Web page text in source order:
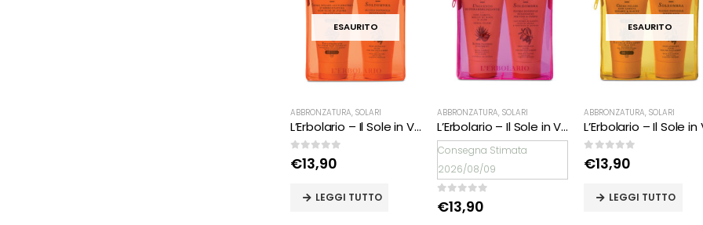
ESAURITO
ABBRONZATURA, SOLARI
L’Erbolario – Il Sole in Viaggio – POCHETTE ARANCIO
0Su 5
€13,90
LEGGI TUTTO
ABBRONZATURA,SOLARI
L’Erbolario – Il Sole in Viaggio – POCHETTE FUCSIA
Consegna Stimata
2026/08/09
0Su 5
€13,90
ESAURITO
ABBRONZATURA,SOLARI
0Su 5
€13,90
LEGGI TUTTO